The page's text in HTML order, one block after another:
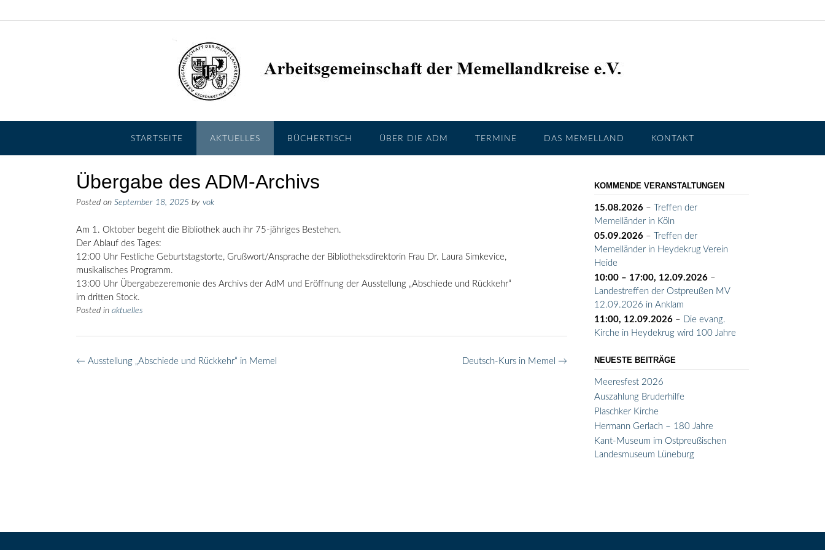
to
STARTSEITE AKTUELLES BÜCHERTISCH ÜBER DIE ADM TERMINE DAS MEMELLAND KONTAKT
Übergabe des ADM-Archivs
Posted on September 18, 2025 by vok
Am 1. Oktober begeht die Bibliothek auch ihr 75-jähriges Bestehen.
Der Ablauf des Tages:
12:00 Uhr Festliche Geburtstagstorte, Grußwort/Ansprache der Bibliotheksdirektorin Frau Dr. Laura Simkevice,
musikalisches Programm.
13:00 Uhr Übergabezeremonie des Archivs der AdM und Eröffnung der Ausstellung „Abschiede und Rückkehr“
im dritten Stock.
Posted in aktuelles
Post
Deutsch-Kurs in Memel →
← Ausstellung „Abschiede und Rückkehr“ in Memel
KOMMENDE VERANSTALTUNGEN
15.08.2026–
Treffen der
Memelländer in Köln
05.09.2026–
Treffen der
Memelländer in Heydekrug Verein
Heide
10:00 – 17:00, 12.09.2026–
Landestreffen der Ostpreußen MV
12.09.2026 in Anklam
11:00, 12.09.2026– Die evang.
Kirche in Heydekrug wird 100 Jahre
NEUESTE BEITRÄGE
Meeresfest 2026
Auszahlung Bruderhilfe
Plaschker Kirche
Hermann Gerlach – 180 Jahre
Kant-Museum im Ostpreußischen
Landesmuseum Lüneburg